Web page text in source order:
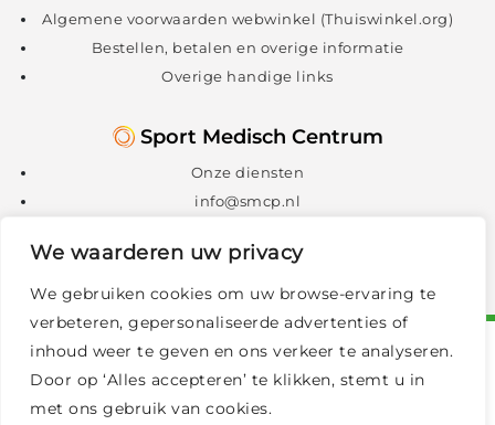
We waarderen uw privacy
We gebruiken cookies om uw browse-ervaring te
verbeteren, gepersonaliseerde advertenties of
inhoud weer te geven en ons verkeer te analyseren.
Door op ‘Alles accepteren’ te klikken, stemt u in
met ons gebruik van cookies.
Algemene voorwaarden webwinkel (Thuiswinkel.org)
Bestellen, betalen en overige informatie
Overige handige links
Sport Medisch Centrum
Onze diensten
info@smcp.nl